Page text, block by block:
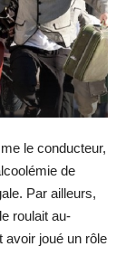
le conducteur,
de
Par ailleurs,
roulait au-
avoir joué un rôle